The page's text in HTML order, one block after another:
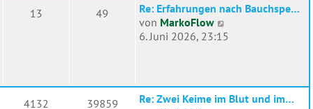
13 49
Re: Erfahrungen nach Bauchspe…
von MarkoFlow
e
t
e
6. Juni 2026, 23:15
4132 39859
Re: Zwei Keime im Blut und im…